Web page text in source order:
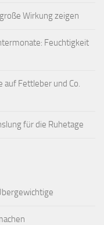
Wirkung zeigen
Feuchtigkeit
auf Fettleber und Co.
für die Ruhetage